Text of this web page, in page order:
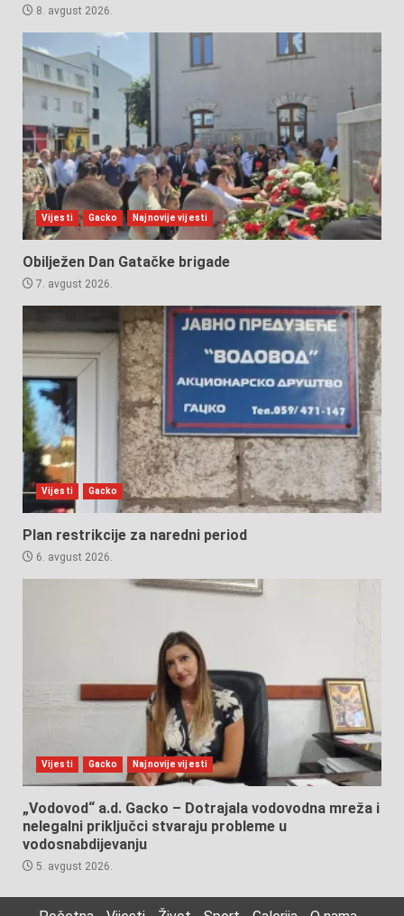
8. avgust 2026.
Vijesti Gacko Najnovije vijesti
Obilježen Dan Gatačke brigade
7. avgust 2026.
Vijesti Gacko
Plan restrikcije za naredni period
6. avgust 2026.
Vijesti Gacko Najnovije vijesti
„Vodovod“ a.d. Gacko – Dotrajala vodovodna mreža i
nelegalni priključci stvaraju probleme u
vodosnabdijevanju
5. avgust 2026.